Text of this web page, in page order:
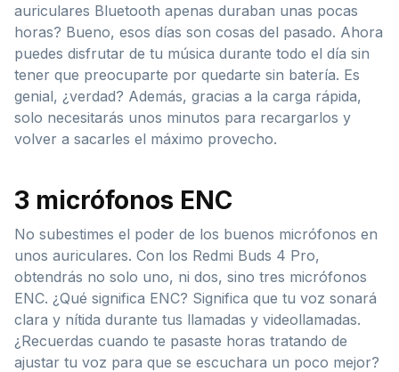
auriculares Bluetooth apenas duraban unas pocas
horas? Bueno, esos días son cosas del pasado. Ahora
puedes disfrutar de tu música durante todo el día sin
tener que preocuparte por quedarte sin batería. Es
genial, ¿verdad? Además, gracias a la carga rápida,
solo necesitarás unos minutos para recargarlos y
volver a sacarles el máximo provecho.
3 micrófonos ENC
No subestimes el poder de los buenos micrófonos en
unos auriculares. Con los Redmi Buds 4 Pro,
obtendrás no solo uno, ni dos, sino tres micrófonos
ENC. ¿Qué significa ENC? Significa que tu voz sonará
clara y nítida durante tus llamadas y videollamadas.
¿Recuerdas cuando te pasaste horas tratando de
ajustar tu voz para que se escuchara un poco mejor?